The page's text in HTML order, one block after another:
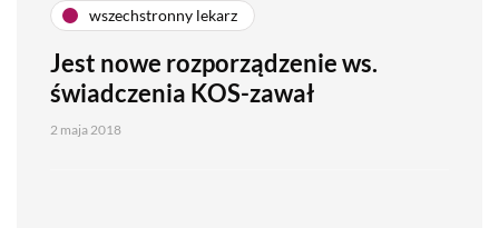
wszechstronny lekarz
Jest nowe rozporządzenie ws.
świadczenia KOS-zawał
2 maja 2018